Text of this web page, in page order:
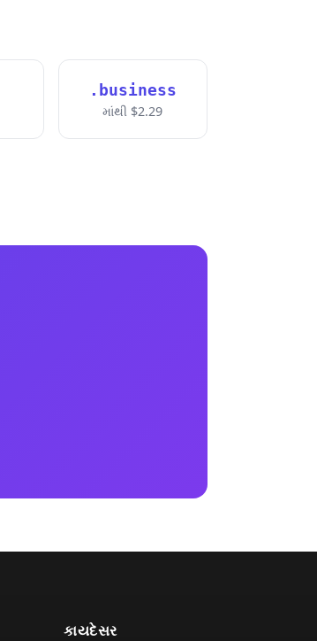
.business
માંથી $2.29
કાયદેસર